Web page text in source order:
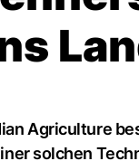
Agriculture
solchen